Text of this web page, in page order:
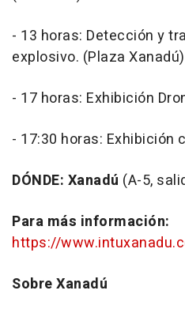
- 13 horas: Detección y
explosivo. (Plaza
- 17 horas: Exhibición
- 17:30 horas: Exhibición
DÓNDE: Xanadú (A-5,
Para más información:
https://
Sobre Xanadú